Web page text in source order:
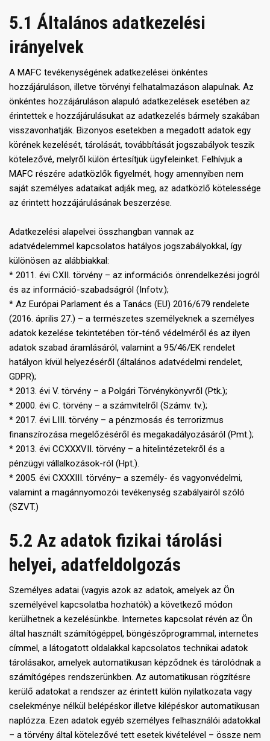
5.1 Általános adatkezelési
irányelvek
A MAFC tevékenységének adatkezelései önkéntes
hozzájáruláson, illetve törvényi felhatalmazáson alapulnak. Az
önkéntes hozzájáruláson alapuló adatkezelések esetében az
érintettek e hozzájárulásukat az adatkezelés bármely szakában
visszavonhatják. Bizonyos esetekben a megadott adatok egy
körének kezelését, tárolását, továbbítását jogszabályok teszik
kötelezővé, melyről külön értesítjük ügyfeleinket. Felhívjuk a
MAFC részére adatközlők figyelmét, hogy amennyiben nem
saját személyes adataikat adják meg, az adatközlő kötelessége
az érintett hozzájárulásának beszerzése.
Adatkezelési alapelvei összhangban vannak az
adatvédelemmel kapcsolatos hatályos jogszabályokkal, így
különösen az alábbiakkal:
* 2011. évi CXII. törvény – az információs önrendelkezési jogról
és az információ-szabadságról (Infotv.);
* Az Európai Parlament és a Tanács (EU) 2016/679 rendelete
(2016. április 27.) – a természetes személyeknek a személyes
adatok kezelése tekintetében tör-ténő védelméről és az ilyen
adatok szabad áramlásáról, valamint a 95/46/EK rendelet
hatályon kívül helyezéséről (általános adatvédelmi rendelet,
GDPR);
* 2013. évi V. törvény – a Polgári Törvénykönyvről (Ptk.);
* 2000. évi C. törvény – a számvitelről (Számv. tv.);
* 2017. évi LIII. törvény – a pénzmosás és terrorizmus
finanszírozása megelőzéséről és megakadályozásáról (Pmt.);
* 2013. évi CCXXXVII. törvény – a hitelintézetekről és a
pénzügyi vállalkozások-ról (Hpt.).
* 2005. évi CXXXIII. törvény– a személy- és vagyonvédelmi,
valamint a magánnyomozói tevékenység szabályairól szóló
(SZVT.)
5.2 Az adatok fizikai tárolási
helyei, adatfeldolgozás
Személyes adatai (vagyis azok az adatok, amelyek az Ön
személyével kapcsolatba hozhatók) a következő módon
kerülhetnek a kezelésünkbe. Internetes kapcsolat révén az Ön
által használt számítógéppel, böngészőprogrammal, internetes
címmel, a látogatott oldalakkal kapcsolatos technikai adatok
tárolásakor, amelyek automatikusan képződnek és tárolódnak a
számítógépes rendszerünkben. Az automatikusan rögzítésre
kerülő adatokat a rendszer az érintett külön nyilatkozata vagy
cselekménye nélkül belépéskor illetve kilépéskor automatikusan
naplózza. Ezen adatok egyéb személyes felhasználói adatokkal
– a törvény által kötelezővé tett esetek kivételével – össze nem